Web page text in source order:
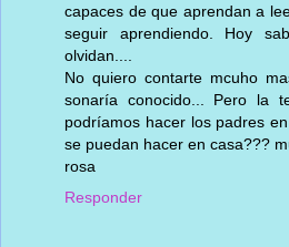
capaces de que aprendan a
seguir aprendiendo. Hoy
olvidan....
No quiero contarte mcuho
sonaría conocido... Pero la
podríamos hacer los padres
se puedan hacer en casa???
rosa
Responder